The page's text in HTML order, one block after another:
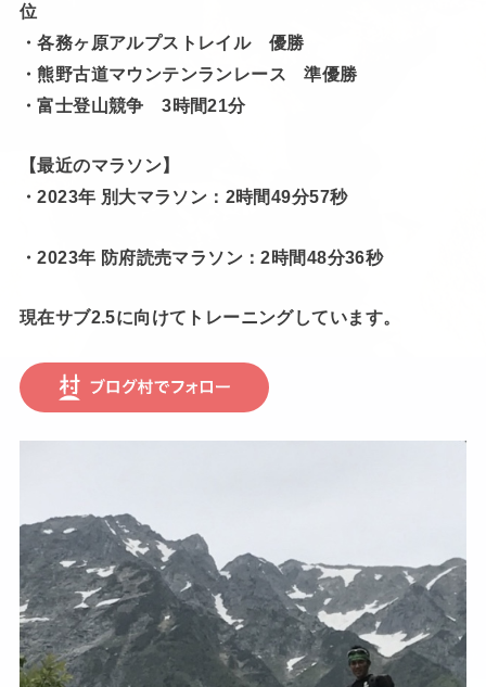
位
・各務ヶ原アルプストレイル 優勝
・熊野古道マウンテンランレース 準優勝
・富士登山競争 3時間21分
【最近のマラソン】
・2023年 別大マラソン：2時間49分57秒
・2023年 防府読売マラソン：2時間48分36秒
現在サブ2.5に向けてトレーニングしています。